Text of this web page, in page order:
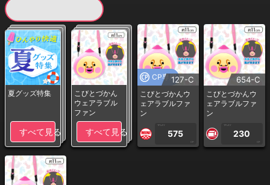
夏グッズ特集
すべて見る
こびとづかん
ウェアラブル
ファン
すべて見る
CP専用127-C
こびとづかんウ
ェアラブルファ
ン
1PLAY
575
CP
654-C
こびとづかんウ
ェアラブルファ
ン
1PLAY
230
CP